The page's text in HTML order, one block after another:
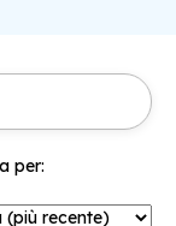
per: